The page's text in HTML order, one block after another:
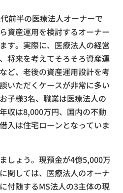
前半の医療法人オーナーで
資産運用を検討するオーナー
す。実際に、医療法人の経営
将来を考えてそろそろ資産運
ど、老後の資産運用設計を考
いただくケースが非常に多い
子様3名、職業は医療法人の
収は8,000万円、国内の不動
入は住宅ローンとなっていま
しょう。現預金が4億5,000万
関しては、医療法人のオーナ
付随するMS法人の3主体の現